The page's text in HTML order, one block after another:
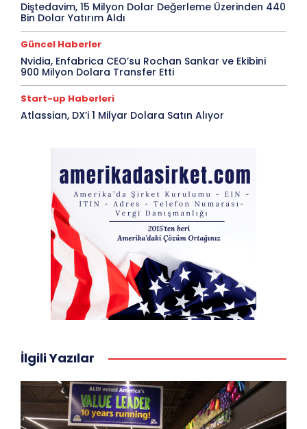
Diştedavim, 15 Milyon Dolar Değerleme Üzerinden 440
Bin Dolar Yatırım Aldı
Güncel Haberler
Nvidia, Enfabrica CEO’su Rochan Sankar ve Ekibini
900 Milyon Dolara Transfer Etti
Start-up Haberleri
Atlassian, DX’i 1 Milyar Dolara Satın Alıyor
İlgili Yazılar